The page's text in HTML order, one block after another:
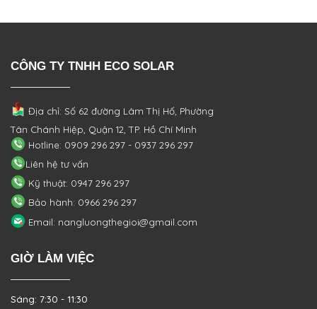
CÔNG TY TNHH ECO SOLAR
Địa chỉ: Số 62 đường Lâm Thị Hố, Phường
Tân Chánh Hiệp, Quận 12, TP. Hồ Chí Minh
Hotline: 0909 296 297 - 0937 296 297
Liên hệ tư vấn
Kỹ thuật: 0947 296 297
Bảo hành: 0966 296 297
Email: nangluongthegioi@gmail.com
GIỜ LÀM VIỆC
Sáng: 7:30 - 11:30